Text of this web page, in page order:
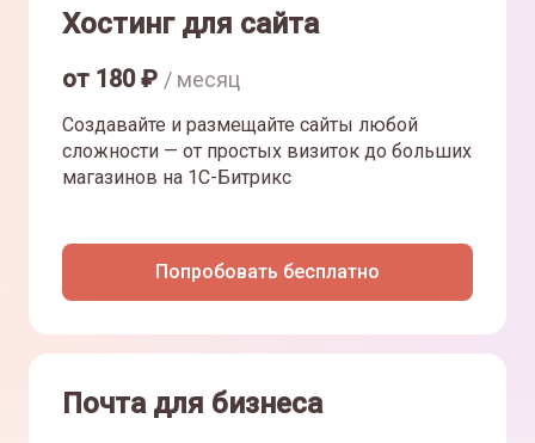
Хостинг для сайта
от 180₽ / месяц
Создавайте и размещайте сайты любой
сложности — от простых визиток до больших
магазинов на 1С-Битрикс
Попробовать бесплатно
Почта для бизнеса